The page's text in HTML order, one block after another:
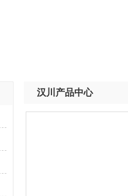
汉川产品中心